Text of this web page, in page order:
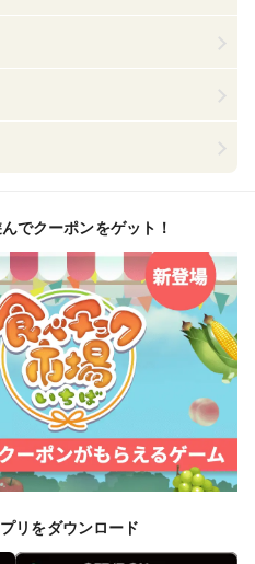
でクーポンをゲット！
リをダウンロード